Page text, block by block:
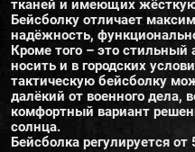
тканей и имеющих
Бейсболку отличает
надёжность,
Кроме того – это
носить и в городских
тактическую бейсболку
далёкий от военного дела,
комфортный вариант
солнца.
Бейсболка регулируется